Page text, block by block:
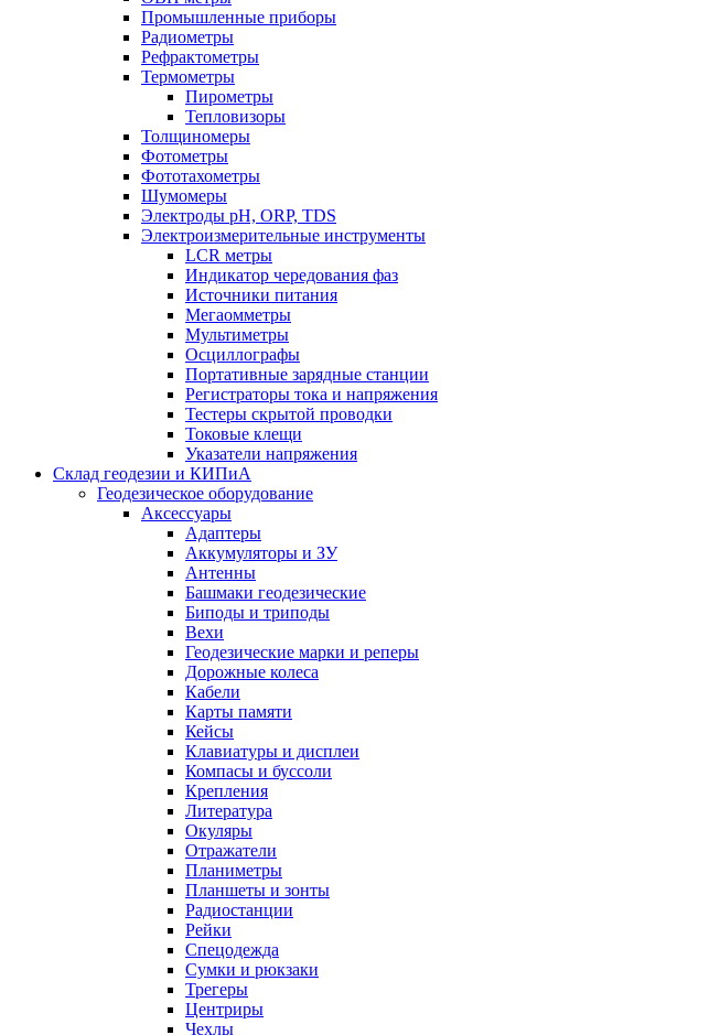
Промышленные приборы
Радиометры
Рефрактометры
Термометры
Пирометры
Тепловизоры
Толщиномеры
Фотометры
Фототахометры
Шумомеры
Электроды pH, ORP, TDS
Электроизмерительные инструменты
LCR метры
Индикатор чередования фаз
Источники питания
Мегаомметры
Мультиметры
Осциллографы
Портативные зарядные станции
Регистраторы тока и напряжения
Тестеры скрытой проводки
Токовые клещи
Указатели напряжения
Склад геодезии и КИПиА
Геодезическое оборудование
Аксессуары
Адаптеры
Аккумуляторы и ЗУ
Антенны
Башмаки геодезические
Биподы и триподы
Вехи
Геодезические марки и реперы
Дорожные колеса
Кабели
Карты памяти
Кейсы
Клавиатуры и дисплеи
Компасы и буссоли
Крепления
Литература
Окуляры
Отражатели
Планиметры
Планшеты и зонты
Радиостанции
Рейки
Спецодежда
Сумки и рюкзаки
Трегеры
Центриры
Чехлы